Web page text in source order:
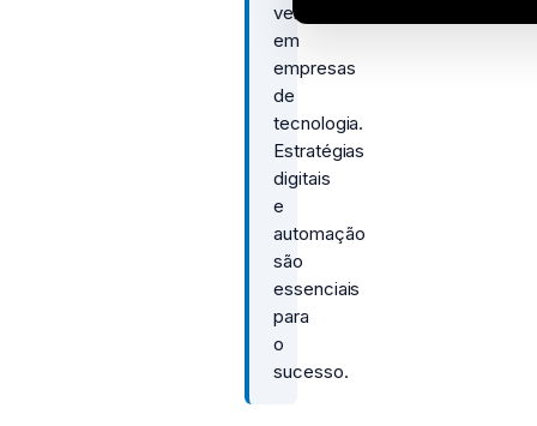
vendas
em
empresas
de
tecnologia.
Estratégias
digitais
e
automação
são
essenciais
para
o
sucesso.